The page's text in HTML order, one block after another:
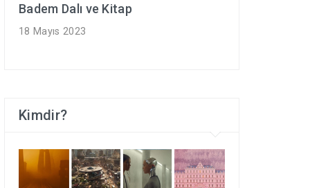
Badem Dalı ve Kitap
18 Mayıs 2023
Kimdir?